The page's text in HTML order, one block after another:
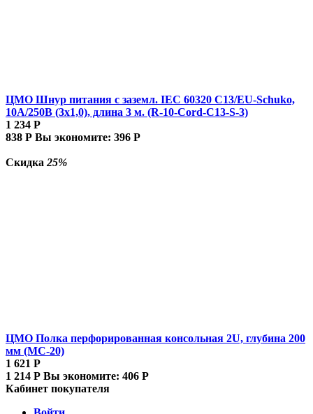
ЦМО Шнур питания с заземл. IEC 60320 C13/EU-Schuko,
10А/250В (3x1,0), длина 3 м. (R-10-Cord-C13-S-3)
1 234 Р
838 Р Вы экономите: 396 Р
Скидка 25%
ЦМО Полка перфорированная консольная 2U, глубина 200
мм (МС-20)
1 621 Р
1 214 Р Вы экономите: 406 Р
Кабинет покупателя